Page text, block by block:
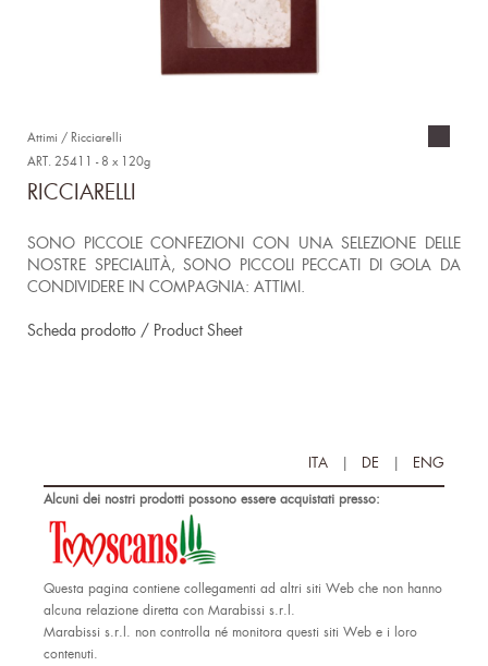
Attimi / Ricciarelli
ART. 25411 - 8 x 120g
RICCIARELLI
SONO PICCOLE CONFEZIONI CON UNA SELEZIONE DELLE
NOSTRE SPECIALITÀ, SONO PICCOLI PECCATI DI GOLA DA
CONDIVIDERE IN COMPAGNIA: ATTIMI.
Scheda prodotto / Product Sheet
ITA | DE | ENG
Alcuni dei nostri prodotti possono essere acquistati presso:
Questa pagina contiene collegamenti ad altri siti Web che non hanno
alcuna relazione diretta con Marabissi s.r.l.
Marabissi s.r.l. non controlla né monitora questi siti Web e i loro
contenuti.